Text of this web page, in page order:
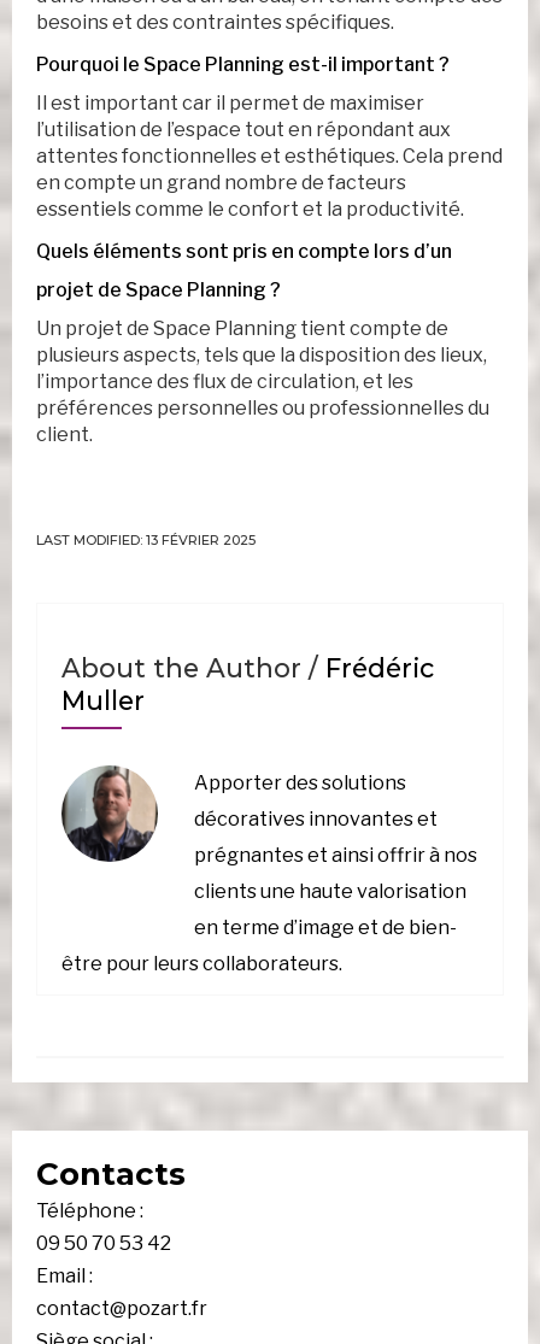
besoins et des contraintes spécifiques.
Pourquoi le Space Planning est-il important ?
Il est important car il permet de maximiser
l’utilisation de l’espace tout en répondant aux
attentes fonctionnelles et esthétiques. Cela prend
en compte un grand nombre de facteurs
essentiels comme le confort et la productivité.
Quels éléments sont pris en compte lors d’un
projet de Space Planning ?
Un projet de Space Planning tient compte de
plusieurs aspects, tels que la disposition des lieux,
l’importance des flux de circulation, et les
préférences personnelles ou professionnelles du
client.
LAST MODIFIED: 13 FÉVRIER 2025
About the Author / Frédéric
Muller
Apporter des solutions
décoratives innovantes et
prégnantes et ainsi offrir à nos
clients une haute valorisation
en terme d’image et de bien-
être pour leurs collaborateurs.
Contacts
Téléphone :
09 50 70 53 42
Email :
contact@pozart.fr